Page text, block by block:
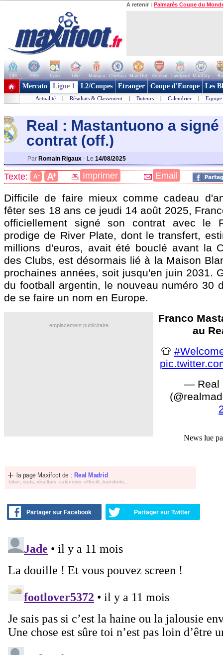
A retenir : Palmarès Coupe du
OM PSG Lyon Lille Monaco Chelsea Man Utd Arsenal Liverpool ManCity
+ de clubs
Mercato Ligue 1 L2/Coupes Etranger Coupe d'Europe Les
Actualité | Résultats & Classement | Buteurs | Calendrier | Equipe
Real : Mastantuono a
contrat (off.)
Par Romain Rigaux - Le 14/08/2025
Texte: A- A+ Imprimer Email
Difficile de faire mieux comme cadeau
fêter ses 18 ans ce jeudi 14 août 2025,
officiellement signé son contrat avec le
prodige de River Plate, dont le transfert,
millions d'euros, avait été bouclé avant la
des Clubs, est désormais lié à la Maison
prochaines années, soit jusqu'en juin 2031.
du football argentin, le nouveau numéro 30
de se faire un nom en Europe.
emplacement publicitaire
Franco
au
👕
— Real
News lue
la page Maxifoot de : Real Madrid
bilan, stats, résultats, calendrier, effectif, transferts, ...
Partager sur Facebook Partager sur Twitter